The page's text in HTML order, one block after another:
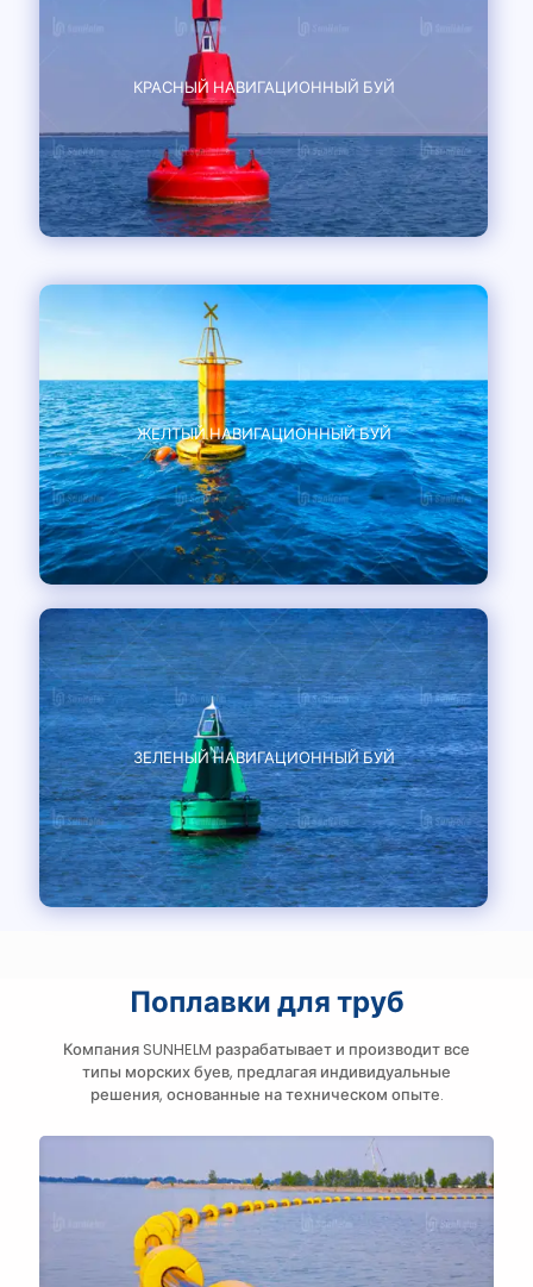
КРАСНЫЙ НАВИГАЦИОННЫЙ БУЙ
ЖЕЛТЫЙ НАВИГАЦИОННЫЙ БУЙ
ЗЕЛЕНЫЙ НАВИГАЦИОННЫЙ БУЙ
Поплавки для труб
Компания SUNHELM разрабатывает и производит все
типы морских буев, предлагая индивидуальные
решения, основанные на техническом опыте.